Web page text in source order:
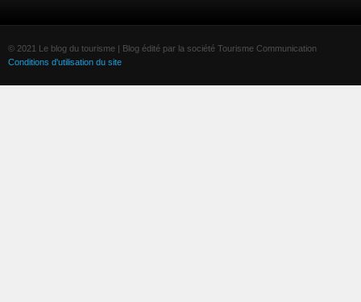
© 2021 Le blog du tourisme | Blog édité par la société Tourisme Communication
Conditions d'utilisation du site